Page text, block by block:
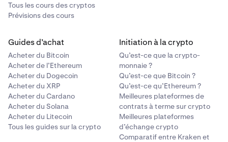
Tous les cours des cryptos
Prévisions des cours
Guides d’achat
Acheter du Bitcoin
Acheter de l’Ethereum
Acheter du Dogecoin
Acheter du XRP
Acheter du Cardano
Acheter du Solana
Acheter du Litecoin
Tous les guides sur la crypto
Initiation à la crypto
Qu’est-ce que la crypto-
monnaie ?
Qu’est-ce que Bitcoin ?
Qu’est-ce qu’Ethereum ?
Meilleures plateformes de
contrats à terme sur crypto
Meilleures plateformes
d’échange crypto
Comparatif entre Kraken et